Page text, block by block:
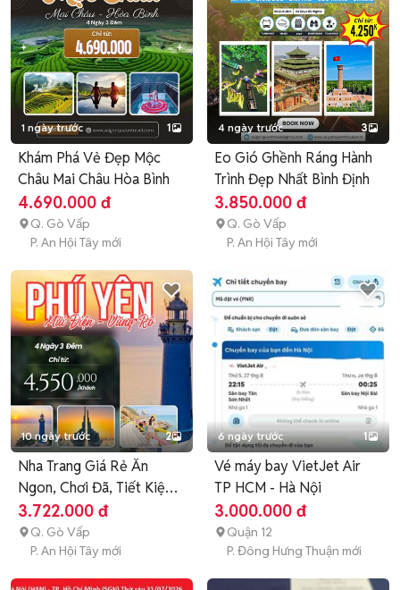
1 ngày trước 1
Khám Phá Vẻ Đẹp Mộc
Châu Mai Châu Hòa Bình
4.690.000 đ
Q. Gò Vấp
P. An Hội Tây mới
4 ngày trước 3
Eo Gió Ghềnh Ráng Hành
Trình Đẹp Nhất Bình Định
3.850.000 đ
Q. Gò Vấp
P. An Hội Tây mới
10 ngày trước 2
Nha Trang Giá Rẻ Ăn
Ngon, Chơi Đã, Tiết Kiệm
Nhất
3.722.000 đ
Q. Gò Vấp
P. An Hội Tây mới
6 ngày trước 1
Vé máy bay VietJet Air
TP HCM - Hà Nội
3.000.000 đ
Quận 12
P. Đông Hưng Thuận mới